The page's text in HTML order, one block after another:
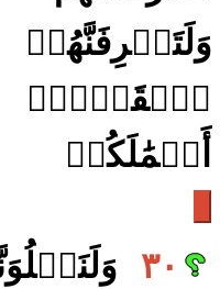
ٱلۡقَوۡلِۚ
أَعۡمَٰلَكُمۡ
٣٠